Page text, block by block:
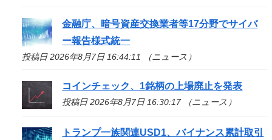
金融庁、暗号資産交換業者等17分野でサイバ
ー報告様式統一
投稿日 2026年8月7日 16:44:11 （ニュース）
コインチェック、1銘柄の上場廃止を発表
投稿日 2026年8月7日 16:30:17 （ニュース）
トランプ一族関連USD1、バイナンス累計取引